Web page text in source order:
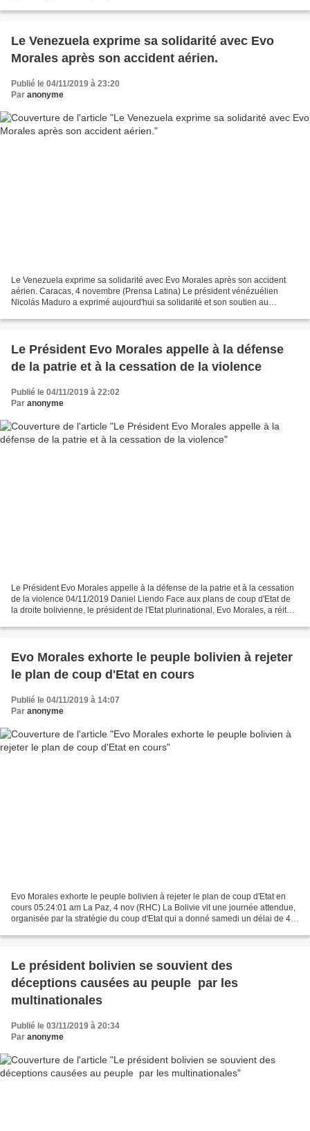
Le Venezuela exprime sa solidarité avec Evo
Morales après son accident aérien.
Publié le 04/11/2019 à 23:20
Par anonyme
Le Venezuela exprime sa solidarité avec Evo Morales après son accident
aérien. Caracas, 4 novembre (Prensa Latina) Le président vénézuélien
Nicolás Maduro a exprimé aujourd'hui sa solidarité et son soutien au
Le Président Evo Morales appelle à la défense
de la patrie et à la cessation de la violence
Publié le 04/11/2019 à 22:02
Par anonyme
Le Président Evo Morales appelle à la défense de la patrie et à la cessation
de la violence 04/11/2019 Daniel Liendo Face aux plans de coup d'Etat de
la droite bolivienne, le président de l'Etat plurinational, Evo Morales, a réitéré
Evo Morales exhorte le peuple bolivien à rejeter
le plan de coup d'Etat en cours
Publié le 04/11/2019 à 14:07
Par anonyme
Evo Morales exhorte le peuple bolivien à rejeter le plan de coup d'Etat en
cours 05:24:01 am La Paz, 4 nov (RHC) La Bolivie vit une journée attendue,
organisée par la stratégie du coup d'Etat qui a donné samedi un délai de 48
Le président bolivien se souvient des
déceptions causées au peuple par les
multinationales
Publié le 03/11/2019 à 20:34
Par anonyme